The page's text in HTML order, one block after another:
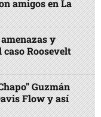
amigos en La
y
Roosevelt
Guzmán
Flow y así